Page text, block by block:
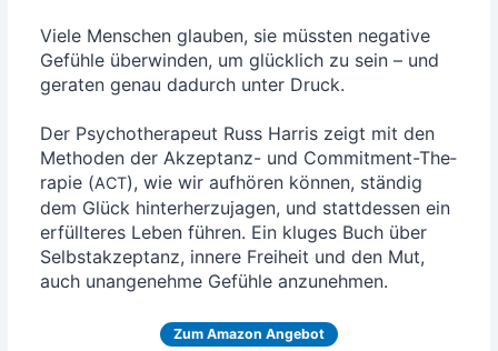
Vie­le Men­schen glau­ben, sie müss­ten nega­ti­ve
Gefüh­le über­win­den, um glück­lich zu sein – und
gera­ten genau dadurch unter Druck.
Der Psy­cho­the­ra­peut Russ Har­ris zeigt mit den
Metho­den der Akzep­tanz- und Com­mit­ment-The­
ra­pie (ACT), wie wir auf­hö­ren kön­nen, stän­dig
dem Glück hin­ter­her­zu­ja­gen, und statt­des­sen ein
erfüll­te­res Leben füh­ren. Ein klu­ges Buch über
Selbst­ak­zep­tanz, inne­re Frei­heit und den Mut,
auch unan­ge­neh­me Gefüh­le anzunehmen.
Zum Ama­zon Angebot